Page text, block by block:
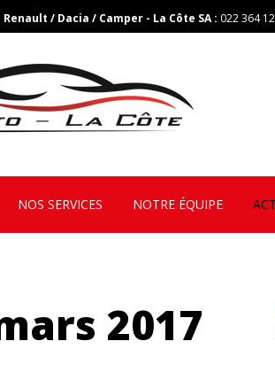
Renault / Dacia / Camper - La Côte SA : 022 364
NOS SERVICES NOTRE ÉQUIPE
2017